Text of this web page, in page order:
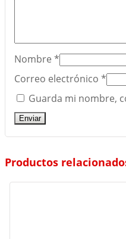
Nombre *
Correo electrónico *
Guarda mi nombre,
Productos